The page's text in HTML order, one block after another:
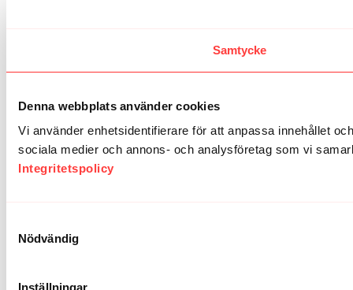
Samtycke
Denna webbplats använder cookies
Vi använder enhetsidentifierare för att anpassa innehållet
sociala medier och annons- och analysföretag som vi
Integritetspolicy
Nödvändig
Inställningar